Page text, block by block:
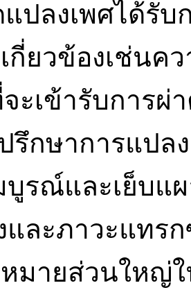
ปลงเพศได้รั
กี่ยวข้องเช่นค
ะเข้ารับการผ่
รึกษาการแปล
บูรณ์และเย็บแ
และภาวะแทร
มายส่วนใหญ่